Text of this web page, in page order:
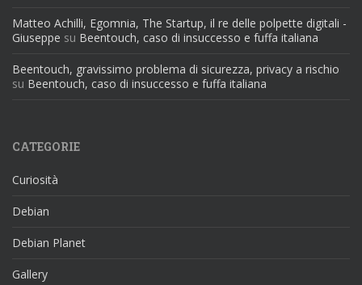
Matteo Achilli, Egomnia, The Startup, il re delle polpette digitali -
Giuseppe su Beentouch, caso di insuccesso e fuffa italiana
Beentouch, gravissimo problema di sicurezza, privacy a rischio
su Beentouch, caso di insuccesso e fuffa italiana
CATEGORIE
Curiosità
Debian
Debian Planet
Gallery